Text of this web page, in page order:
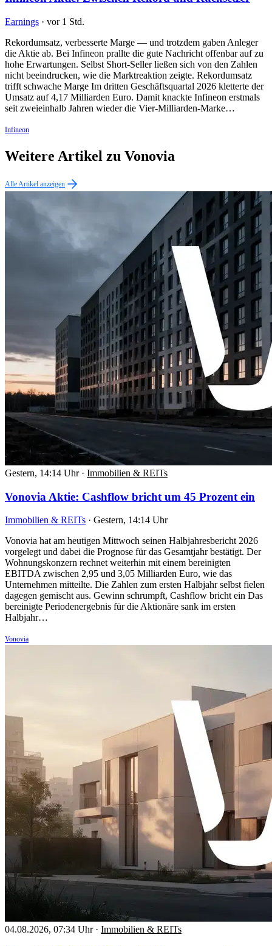
Earnings · vor 1 Std.
Rekordumsatz, verbesserte Marge — und trotzdem gaben Anleger
die Aktie ab. Bei Infineon prallte die gute Nachricht offenbar auf zu
hohe Erwartungen. Selbst Short-Seller ließen sich von den Zahlen
nicht beeindrucken, wie die Marktreaktion zeigte. Rekordumsatz
trifft schwache Marge Im dritten Geschäftsquartal 2026 kletterte der
Umsatz auf 4,17 Milliarden Euro. Damit knackte Infineon erstmals
seit zweieinhalb Jahren wieder die Vier-Milliarden-Marke…
Infineon
Weitere Artikel zu Vonovia
Alle Artikel anzeigen
Gestern, 14:14 Uhr · Immobilien & REITs
Vonovia Aktie: Cashflow bricht um 45 Prozent ein
Immobilien & REITs · Gestern, 14:14 Uhr
Vonovia hat am heutigen Mittwoch seinen Halbjahresbericht 2026
vorgelegt und dabei die Prognose für das Gesamtjahr bestätigt. Der
Wohnungskonzern rechnet weiterhin mit einem bereinigten
EBITDA zwischen 2,95 und 3,05 Milliarden Euro, wie das
Unternehmen mitteilte. Die Zahlen zum ersten Halbjahr selbst fielen
dagegen gemischt aus. Gewinn schrumpft, Cashflow bricht ein Das
bereinigte Periodenergebnis für die Aktionäre sank im ersten
Halbjahr…
Vonovia
04.08.2026, 07:34 Uhr · Immobilien & REITs